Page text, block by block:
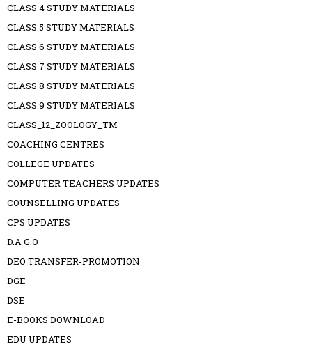
CLASS 4 STUDY MATERIALS
CLASS 5 STUDY MATERIALS
CLASS 6 STUDY MATERIALS
CLASS 7 STUDY MATERIALS
CLASS 8 STUDY MATERIALS
CLASS 9 STUDY MATERIALS
CLASS_12_ZOOLOGY_TM
COACHING CENTRES
COLLEGE UPDATES
COMPUTER TEACHERS UPDATES
COUNSELLING UPDATES
CPS UPDATES
D.A G.O
DEO TRANSFER-PROMOTION
DGE
DSE
E-BOOKS DOWNLOAD
EDU UPDATES